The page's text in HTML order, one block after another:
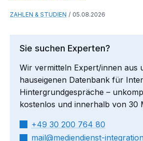
ZAHLEN & STUDIEN 05.08.2026
Sie suchen Experten?
Wir vermitteln Expert/innen aus
hauseigenen Datenbank für
Hintergrundgespräche –
kostenlos und innerhalb von 30
+49 30 200 764 80
mail​
mediendienst-